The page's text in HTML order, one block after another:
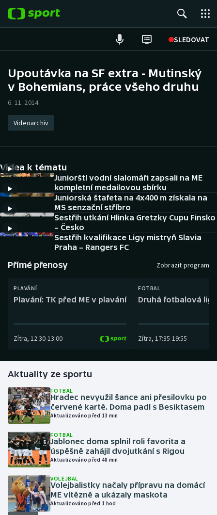
SLEDOVAT
Hokej
Atletika
DALŠÍ SPORTY
Americký fotbal
Baseball a softbal
Biatlon
Boby a skeleton
Curling
Dostihy
Florbal
Futsal
Golf
Gymnastika
Házená
Jezdectví
NEPŘEHLÉDNĚTE
Historické návraty
Aplikace ČT sport
AZ kvíz
Upoutávka na SF extra - Mutinský
v Bohemians, práce všeho druhu
6. 11. 2014
Videoarchiv
Videa k tématu
Juniorští vodní slalomáři zapsali na ME
kompletní medailovou sbírku
Juniorská štafeta na 4x400 m získala na
MS senzační stříbro
Sestřih utkání Hlinka Gretzky Cupu Finsko
– Česko
Sestřih kvalifikace Ligy mistryň Slavia
Praha – Rangers FC
Přímé přenosy Zobrazit program
PLAVÁNÍ
Plavání: TK před ME v plavání
Zítra, 12:30-13:00
FOTBAL
Druhá fotbalová
Zítra, 17:35-19:55
Aktuality ze sportu
FOTBAL
Hradec nevyužil šance ani přesilovku po
červené kartě. Doma padl s Besiktasem
Aktualizováno před 13 min
FOTBAL
Jablonec doma splnil roli favorita a
úspěšně zahájil dvojutkání s Rigou
Aktualizováno před 48 min
VOLEJBAL
Volejbalistky načaly přípravu na domácí
ME vítězně a ukázaly maskota
Aktualizováno před 1 hod